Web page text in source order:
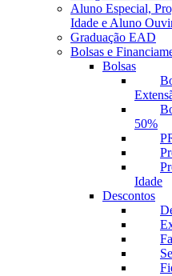
Aluno Especial,
Idade e Aluno
Graduação EAD
Bolsas e
Bolsas
50%
Idade
Descontos